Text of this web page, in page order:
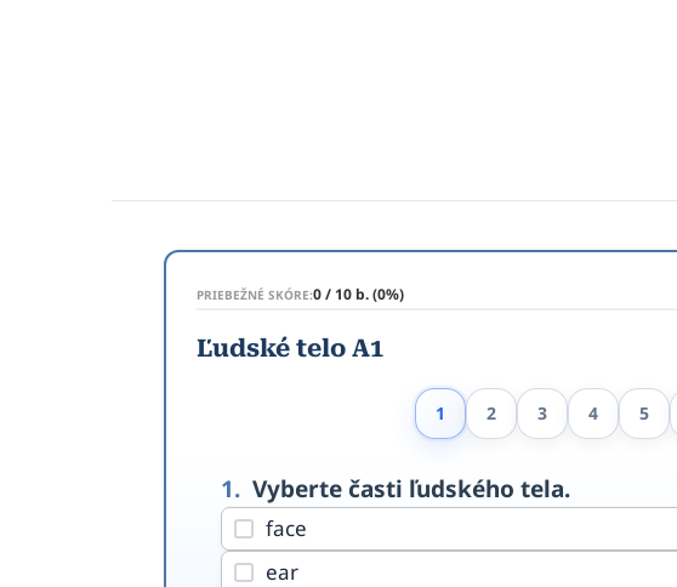
PRIEBEŽNÉ SKÓRE:0 / 10 b. (0%)
Ľudské telo A1
1 2 3 4 5
1. Vyberte časti ľudského tela.
face
ear